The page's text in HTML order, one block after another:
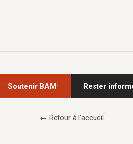
Soutenir BAM! Rester
← Retour à l'accueil